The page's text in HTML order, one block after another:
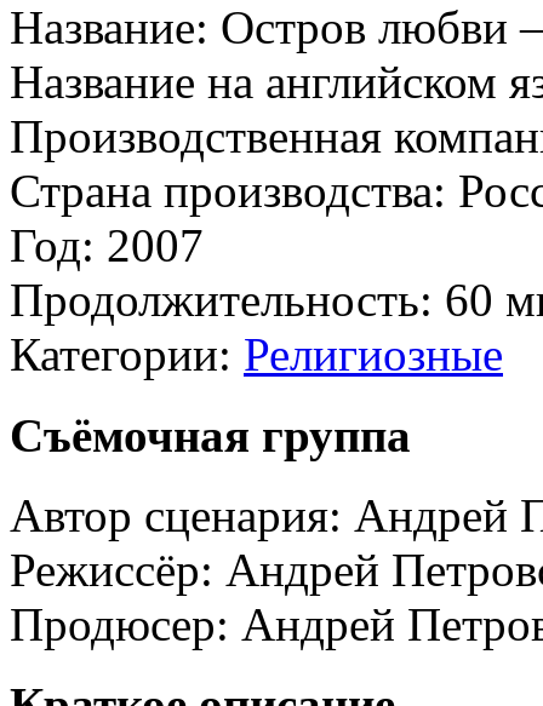
Название: Остров любви
Название на английском
Производственная
Страна производства:
Год: 2007
Продолжительность: 60
Категории: Религиозные
Съёмочная группа
Автор сценария: Андрей
Режиссёр: Андрей
Продюсер: Андрей